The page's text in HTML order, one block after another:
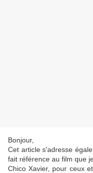
Bonjour,
Cet article s'adresse
fait référence au film que
Chico Xavier, pour ceux